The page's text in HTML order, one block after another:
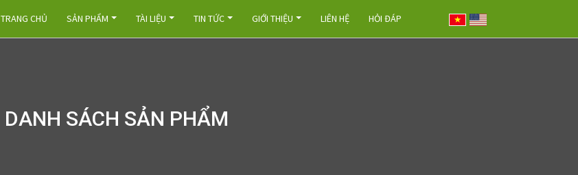
TRANG CHỦ SẢN PHẨM TÀI LIỆU TIN TỨC GIỚI THIỆU LIÊN HỆ HỎI ĐÁP
DANH SÁCH SẢN PHẨM